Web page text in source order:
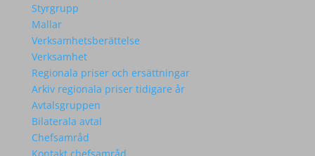
Styrgrupp
Mallar
Verksamhetsberättelse
Verksamhet
Regionala priser och ersättningar
Arkiv regionala priser tidigare år
Avtalsgruppen
Bilaterala avtal
Chefsamråd